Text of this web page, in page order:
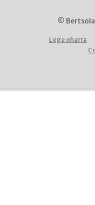
©
Lege oharra